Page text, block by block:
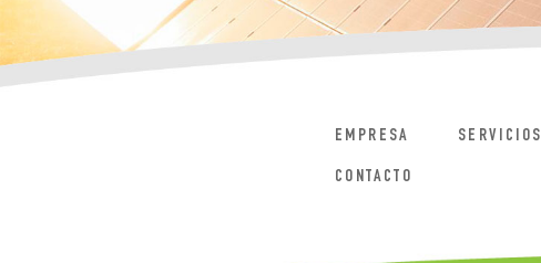
EMPRESA SERVICIOS
CONTACTO